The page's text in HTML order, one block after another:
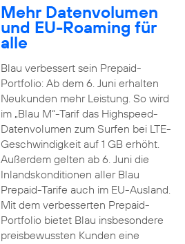
Mehr Datenvolumen
und EU-Roaming für
alle
Blau verbessert sein Prepaid-
Portfolio: Ab dem 6. Juni erhalten
Neukunden mehr Leistung. So wird
im „Blau M“-Tarif das Highspeed-
Datenvolumen zum Surfen bei LTE-
Geschwindigkeit auf 1 GB erhöht.
Außerdem gelten ab 6. Juni die
Inlandskonditionen aller Blau
Prepaid-Tarife auch im EU-Ausland.
Mit dem verbesserten Prepaid-
Portfolio bietet Blau insbesondere
preisbewussten Kunden eine